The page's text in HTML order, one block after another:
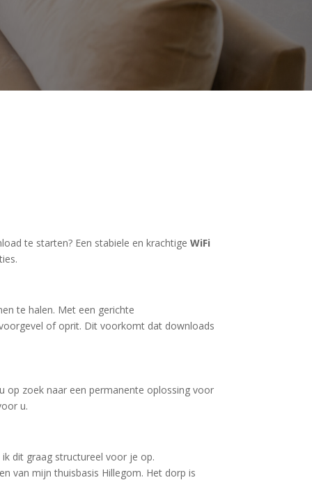
te starten? Een stabiele en krachtigeWiFi
te halen. Met een gerichte
of oprit. Dit voorkomt dat downloads
zoek naar een permanente oplossing voor
u.
dit graag structureel voor je op.
van mijn thuisbasis Hillegom. Het dorp is